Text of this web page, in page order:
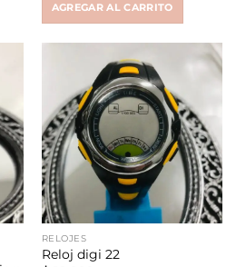
$ 81.999.$ 67.899.
AGREGAR AL CARRITO
RELOJES
Reloj digi 22